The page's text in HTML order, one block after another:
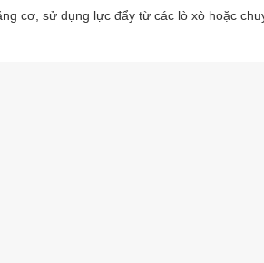
cơ, sử dụng lực đẩy từ các lò xò hoặc